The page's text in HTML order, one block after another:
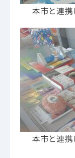
本市と連
本市と連